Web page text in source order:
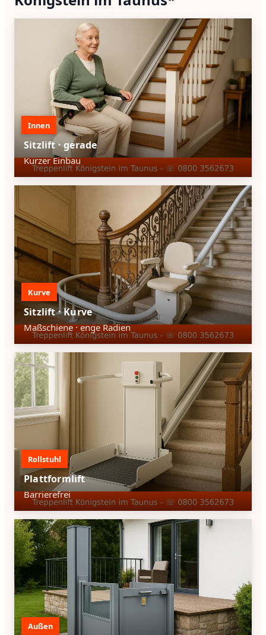
Innen
Sitzlift · gerade
Kurzer Einbau
Kurve
Sitzlift · Kurve
Maßschiene · enge Radien
Rollstuhl
Plattformlift
Barrierefrei
Außen